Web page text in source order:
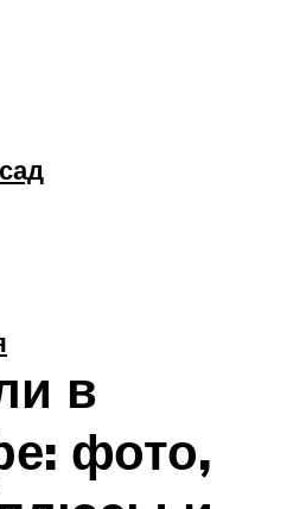
в
фото,